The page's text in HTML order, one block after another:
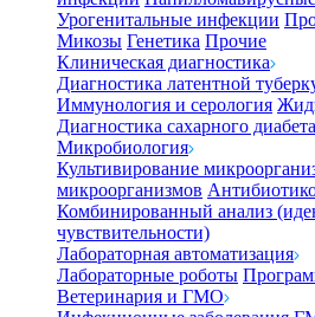
Урогенитальные инфекции
Микозы Генетика Прочие
Клиническая диагностика
Диагностика латентной
Иммунология и серология
Диагностика сахарного диабета
Микробиология
Культивирование
микроорганизмов
Комбинированный анализ
чувствительности)
Лабораторная автоматизация
Лабораторные роботы
Ветеринария и ГМО